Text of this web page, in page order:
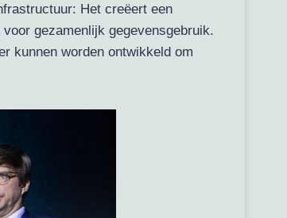
Het creëert een
gezamenlijk gegevensgebruik.
kunnen worden ontwikkeld om